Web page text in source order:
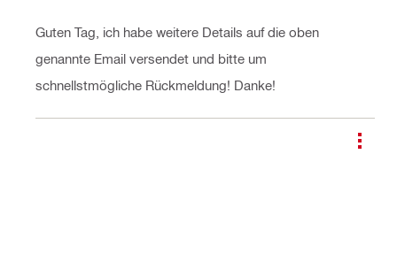
Guten Tag, ich habe weitere Details auf die oben
genannte Email versendet und bitte um
schnellstmögliche Rückmeldung! Danke!